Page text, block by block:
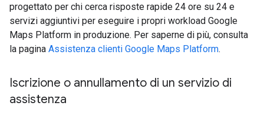
progettato per chi cerca risposte rapide 24 ore su 24 e
servizi aggiuntivi per eseguire i propri workload Google
Maps Platform in produzione. Per saperne di più, consulta
la pagina Assistenza clienti Google Maps Platform.
Iscrizione o annullamento di un servizio di
assistenza